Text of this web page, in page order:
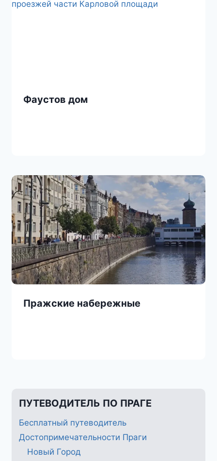
Фаустов дом
Пражские набережные
ПУТЕВОДИТЕЛЬ ПО ПРАГЕ
Бесплатный путеводитель
Достопримечательности Праги
Новый Город